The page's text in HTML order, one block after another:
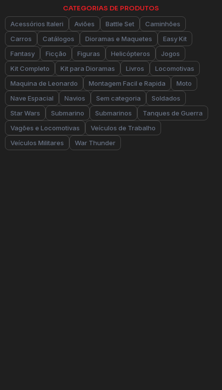
CATEGORIAS DE PRODUTOS
Acessórios Italeri Aviões Battle Set
Caminhões
Carros
Catálogos Dioramas e Maquetes
Easy Kit
Fantasy
Ficção Figuras Helicópteros
Jogos
Kit Completo
Kit para Dioramas Livros
Locomotivas
Maquina de Leonardo
Montagem Facil e Rapida
Moto
Nave Espacial
Navios Sem categoria
Soldados
Star Wars
Submarino Submarinos
Tanques de Guerra
Vagões e Locomotivas
Veículos de Trabalho
Veículos Militares
War Thunder